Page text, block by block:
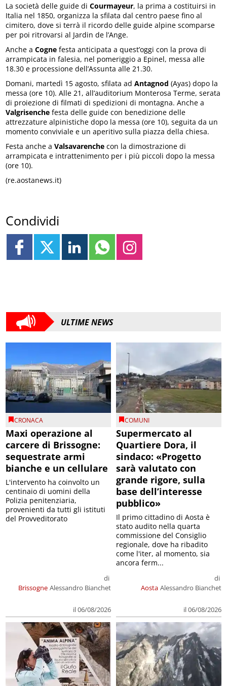
La società delle guide diCourmayeur, la prima a costituirsi in
Italia nel 1850, organizza la sfilata dal centro paese fino al
cimitero, dove si terrà il ricordo delle guide alpine scomparse
per poi ritrovarsi al Jardin de l’Ange.
Anche aCogne festa anticipata a quest’oggi con la prova di
arrampicata in falesia, nel pomeriggio a Epinel, messa alle
18.30 e processione dell’Assunta alle 21.30.
Domani, martedì 15 agosto, sfilata adAntagnod (Ayas) dopo la
messa (ore 10). Alle 21, all’auditorium Monterosa Terme, serata
di proiezione di filmati di spedizioni di montagna. Anche a
Valgrisenche festa delle guide con benedizione delle
attrezzature alpinistiche dopo la messa (ore 10), seguita da un
momento conviviale e un aperitivo sulla piazza della chiesa.
Festa anche aValsavarenche con la dimostrazione di
arrampicata e intrattenimento per i più piccoli dopo la messa
(ore 10).
(re.aostanews.it)
Condividi
ULTIME NEWS
CRONACA
Maxi operazione al
carcere di Brissogne:
sequestrate armi
bianche e un cellulare
Brissogne
di
Alessandro Bianchet
il 06/08/2026
L'intervento ha coinvolto un
centinaio di uomini della
Polizia penitenziaria,
provenienti da tutti gli istituti
del Provveditorato
COMUNI
Supermercato al
Quartiere Dora, il
sindaco: «Progetto
sarà valutato con
grande rigore, sulla
base dell’interesse
pubblico»
Aosta
di
Alessandro Bianchet
il 06/08/2026
Il primo cittadino di Aosta è
stato audito nella quarta
commissione del Consiglio
regionale, dove ha ribadito
come l'iter, al momento, sia
ancora ferm...